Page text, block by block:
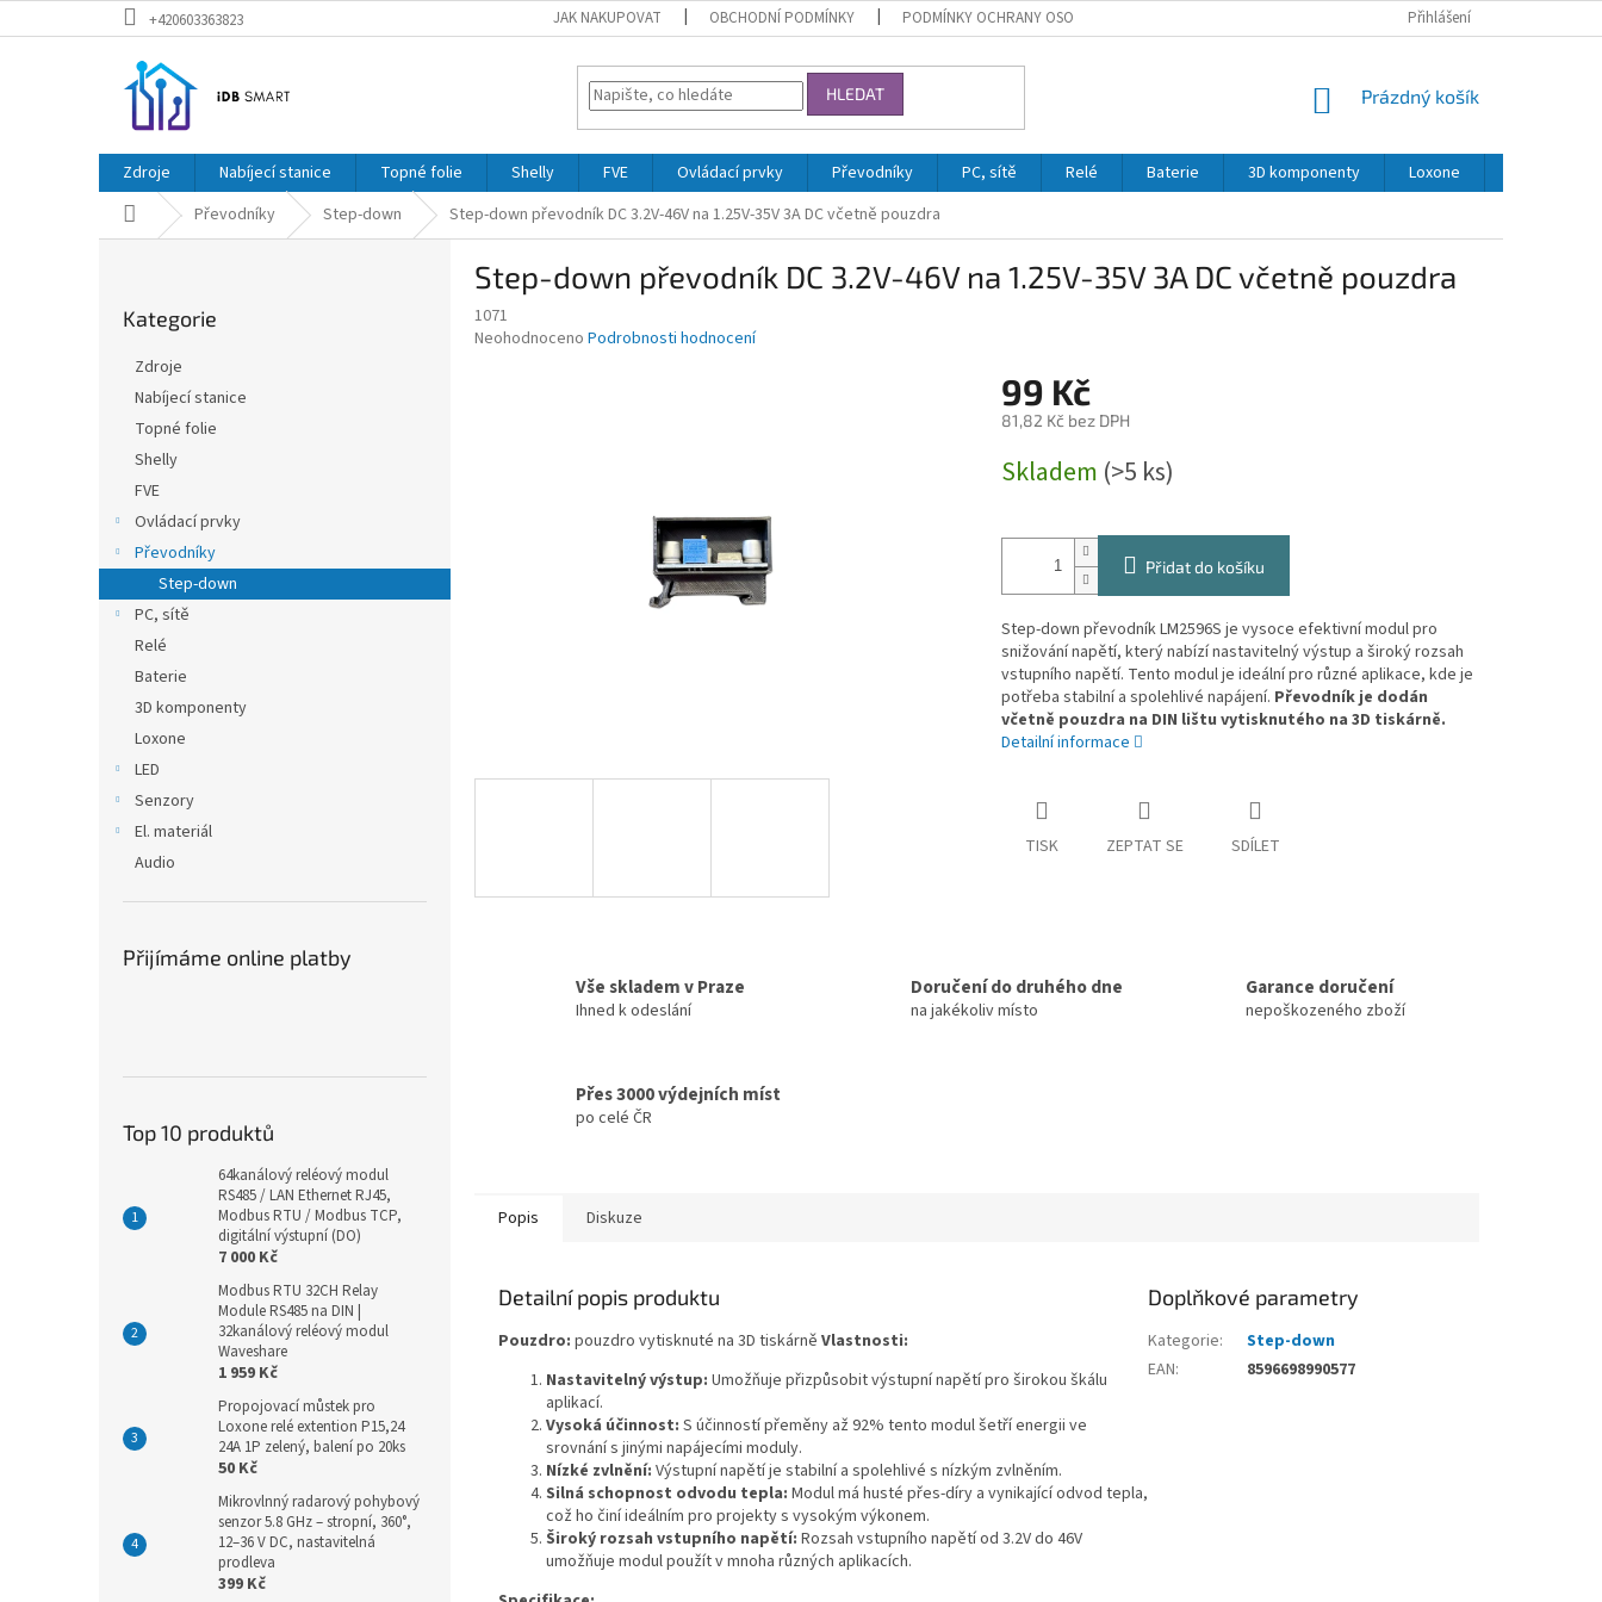
na
+420603363823 JAK NAKUPOVAT OBCHODNÍ PODMÍNKY PODMÍNKY OCHRANY OSOBNÍCH ÚDAJŮ Přihlášení
HLEDAT
NÁKUPNÍ
Prázdný košík
Zdroje Nabíjecí stanice Topné folie Shelly FVE Ovládací prvky Převodníky PC, sítě Relé Baterie 3D komponenty Loxone
Domů Převodníky Step-down Step-down převodník DC 3.2V-46V na 1.25V-35V 3A DC včetně pouzdra
e
l
kategorie
Kategorie
Zdroje
Nabíjecí stanice
Topné folie
Shelly
FVE
Ovládací prvky
Převodníky
Step-down
PC, sítě
Relé
Baterie
3D komponenty
Loxone
LED
Senzory
El. materiál
Audio
Přijímáme online platby
Top 10 produktů
64kanálový reléový modul
RS485 / LAN Ethernet RJ45,
Modbus RTU / Modbus TCP,
digitální výstupní (DO)
7 000 Kč
Modbus RTU 32CH Relay
Module RS485 na DIN |
32kanálový reléový modul
Waveshare
1 959 Kč
Propojovací můstek pro
Loxone relé extention P15,24
24A 1P zelený, balení po 20ks
50 Kč
Mikrovlnný radarový pohybový
senzor 5.8 GHz – stropní, 360°,
12–36 V DC, nastavitelná
prodleva
399 Kč
Step-down převodník DC 3.2V-46V na 1.25V-35V 3A DC včetně pouzdra
1071
Průměrné
Neohodnoceno Podrobnosti hodnocení
99 Kč
81,82 Kč bez DPH
cena:
Skladem (>5 ks)
Přidat do košíku
Step-down převodník LM2596S je vysoce efektivní modul pro
snižování napětí, který nabízí nastavitelný výstup a široký rozsah
vstupního napětí. Tento modul je ideální pro různé aplikace, kde je
potřeba stabilní a spolehlivé napájení. Převodník je dodán
včetně pouzdra na DIN lištu vytisknutého na 3D tiskárně.
Detailní informace
TISK ZEPTAT SE SDÍLET
Vše skladem v Praze
Ihned k odeslání
Doručení do druhého dne
na jakékoliv místo
Garance doručení
nepoškozeného zboží
Přes 3000 výdejních míst
po celé ČR
Popis Diskuze
Detailní popis produktu
Pouzdro: pouzdro vytisknuté na 3D tiskárně Vlastnosti:
Nastavitelný výstup: Umožňuje přizpůsobit výstupní napětí pro širokou škálu
aplikací.
Vysoká účinnost: S účinností přeměny až 92% tento modul šetří energii ve
srovnání s jinými napájecími moduly.
Nízké zvlnění: Výstupní napětí je stabilní a spolehlivé s nízkým zvlněním.
Silná schopnost odvodu tepla: Modul má husté přes-díry a vynikající odvod tepla,
což ho činí ideálním pro projekty s vysokým výkonem.
Široký rozsah vstupního napětí: Rozsah vstupního napětí od 3.2V do 46V
umožňuje modul použít v mnoha různých aplikacích.
Doplňkové parametry
Kategorie:
Step-down
EAN: 8596698990577